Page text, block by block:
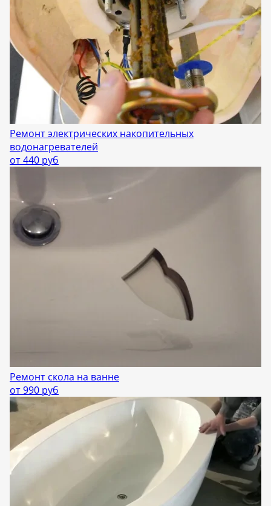
Ремонт электрических накопительных
водонагревателей
от 440 руб
Ремонт скола на ванне
от 990 руб